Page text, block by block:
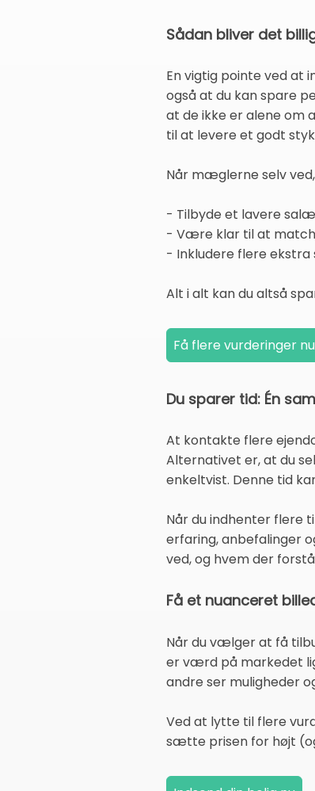
Sådan bliver det
En vigtig pointe ved at
også at du kan spare
at de ikke er alene om
til at levere et godt
Når mæglerne selv
- Tilbyde et lavere
- Være klar til at
- Inkludere flere ekstra
Alt i alt kan du altså
Du sparer tid: Én
At kontakte flere
Alternativet er, at du
enkeltvist. Denne tid
Når du indhenter flere
erfaring, anbefalinger
ved, og hvem der
Få et nuanceret
Når du vælger at få
er værd på markedet
andre ser muligheder
Ved at lytte til flere
sætte prisen for højt